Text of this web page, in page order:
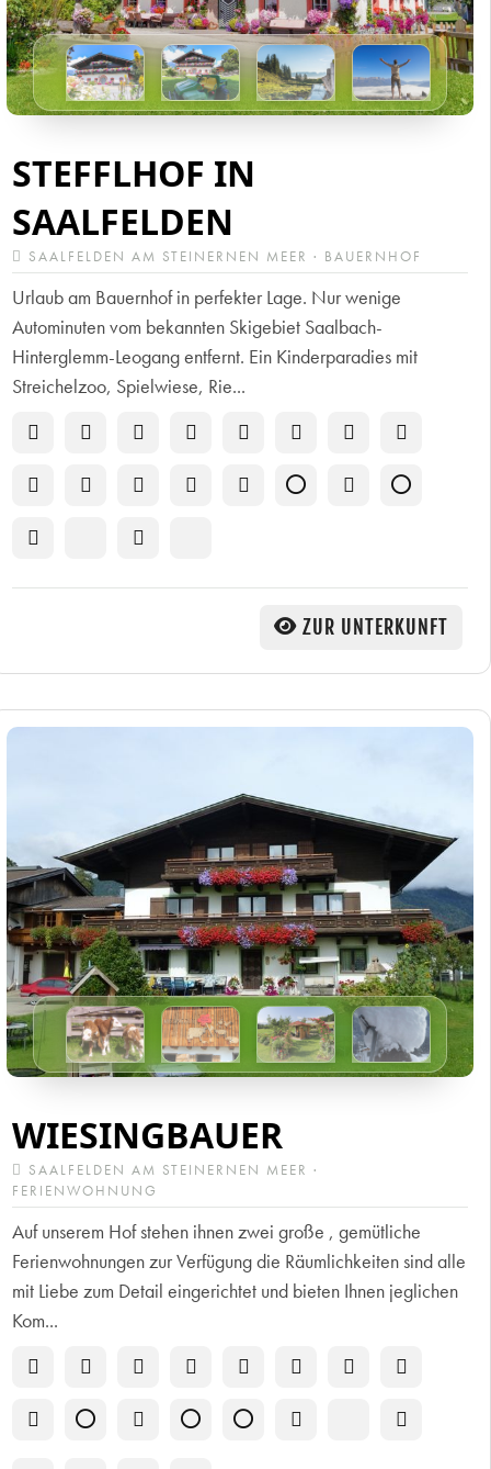
STEFFLHOF IN
SAALFELDEN
SAALFELDEN AM STEINERNEN MEER · BAUERNHOF
Urlaub am Bauernhof in perfekter Lage. Nur wenige
Autominuten vom bekannten Skigebiet Saalbach-
Hinterglemm-Leogang entfernt. Ein Kinderparadies mit
Streichelzoo, Spielwiese, Rie...
ZUR UNTERKUNFT
WIESINGBAUER
SAALFELDEN AM STEINERNEN MEER ·
FERIENWOHNUNG
Auf unserem Hof stehen ihnen zwei große , gemütliche
Ferienwohnungen zur Verfügung die Räumlichkeiten sind alle
mit Liebe zum Detail eingerichtet und bieten Ihnen jeglichen
Kom...